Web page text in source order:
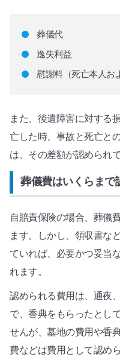
葬儀代
逸失利益
慰謝料（死亡本人お
また、後遺障害に対する
亡した時、事故と死亡と
は、その差額が認められて
葬儀費はいくらまで
自賠責保険の場合、葬儀
ます。しかし、領収書な
ていれば、必要かつ妥当
れます。
認められる費用は、通夜
で、香典をもらったとし
せんが、墓地の費用や香
費などは費用として認め